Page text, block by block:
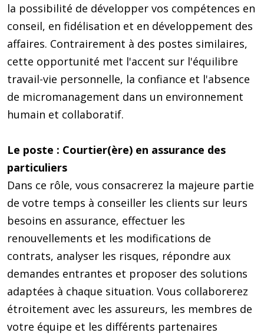
la possibilité de développer vos compétences en
conseil, en fidélisation et en développement des
affaires. Contrairement à des postes similaires,
cette opportunité met l'accent sur l'équilibre
travail-vie personnelle, la confiance et l'absence
de micromanagement dans un environnement
humain et collaboratif.
Le poste : Courtier(ère) en assurance des
particuliers
Dans ce rôle, vous consacrerez la majeure partie
de votre temps à conseiller les clients sur leurs
besoins en assurance, effectuer les
renouvellements et les modifications de
contrats, analyser les risques, répondre aux
demandes entrantes et proposer des solutions
adaptées à chaque situation. Vous collaborerez
étroitement avec les assureurs, les membres de
votre équipe et les différents partenaires